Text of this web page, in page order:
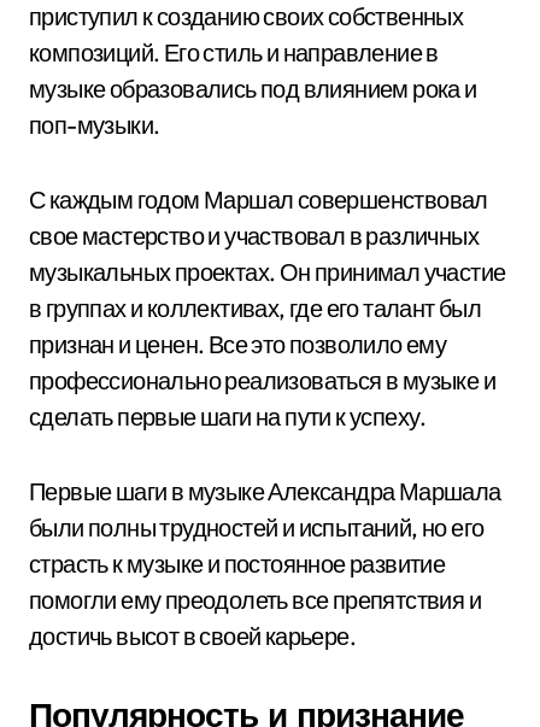
приступил к созданию своих собственных
композиций. Его стиль и направление в
музыке образовались под влиянием рока и
поп-музыки.
С каждым годом Маршал совершенствовал
свое мастерство и участвовал в различных
музыкальных проектах. Он принимал участие
в группах и коллективах, где его талант был
признан и ценен. Все это позволило ему
профессионально реализоваться в музыке и
сделать первые шаги на пути к успеху.
Первые шаги в музыке Александра Маршала
были полны трудностей и испытаний, но его
страсть к музыке и постоянное развитие
помогли ему преодолеть все препятствия и
достичь высот в своей карьере.
Популярность и признание